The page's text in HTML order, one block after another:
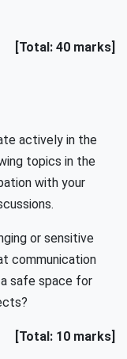
[Total: 40 marks]
actively in the
topics in the
with your
or sensitive
communication
safe space for
[Total: 10 marks]